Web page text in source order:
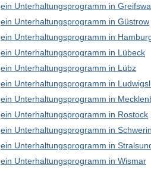
ein Unterhaltungsprogramm in
ein Unterhaltungsprogramm in Güstrow
ein Unterhaltungsprogramm in
ein Unterhaltungsprogramm in Lübeck
ein Unterhaltungsprogramm in Lübz
ein Unterhaltungsprogramm in
ein Unterhaltungsprogramm in
ein Unterhaltungsprogramm in Rostock
ein Unterhaltungsprogramm in
ein Unterhaltungsprogramm in
ein Unterhaltungsprogramm in Wismar